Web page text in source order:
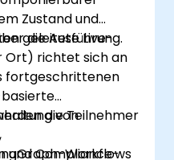
Zustand und
die Ausführung.
geleitete Live-
Ort) richtet sich an
fortgeschrittenen
basierte
von
und Compliance-
die Teilnehmer
Workflows